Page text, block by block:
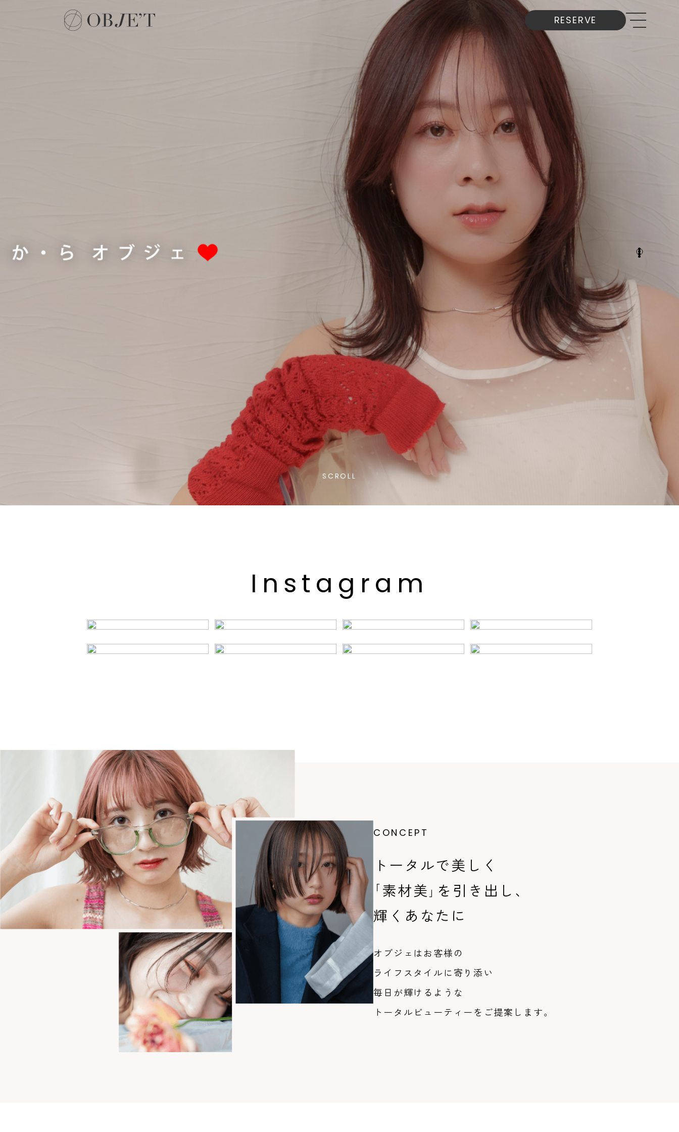
RESERVE
SCROLL
I n st a g ra m
CONCEPT
トータルで美しく
｢素材美｣を引き出し、
輝くあなたに
オブジェはお客様の
ライフスタイルに寄り添い
毎日が輝けるような
トータルビューティーをご提案します。